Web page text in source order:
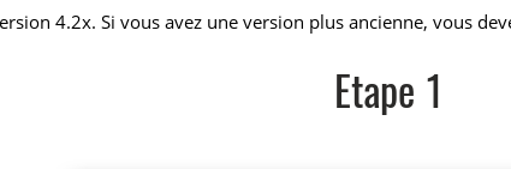
4.2x. Si vous avez une version plus ancienne, vous
Etape 1